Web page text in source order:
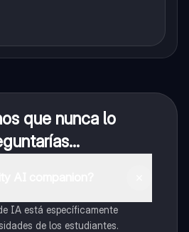
que nunca lo
IA está específicamente
de los estudiantes.